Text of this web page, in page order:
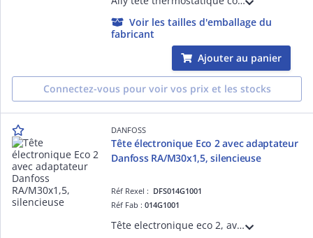
Voir les tailles d'emballage du
fabricant
Ajouter au panier
Connectez-vous pour voir vos prix et les stocks
DANFOSS
Tête électronique Eco 2 avec adaptateur
Danfoss RA/M30x1,5, silencieuse
Réf Rexel : DFS014G1001
Réf Fab :014G1001
Tête electronique eco 2, avec adaptateur pour corp Danfoss RA et corps M30x1,5